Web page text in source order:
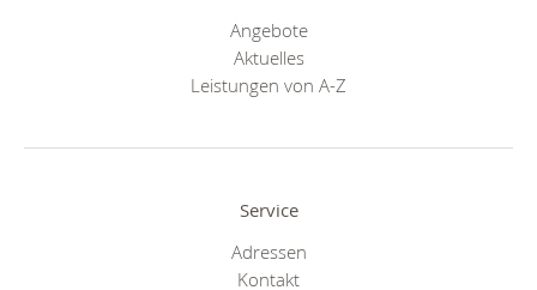
Angebote
Aktuelles
Leistungen von A-Z
Service
Adressen
Kontakt